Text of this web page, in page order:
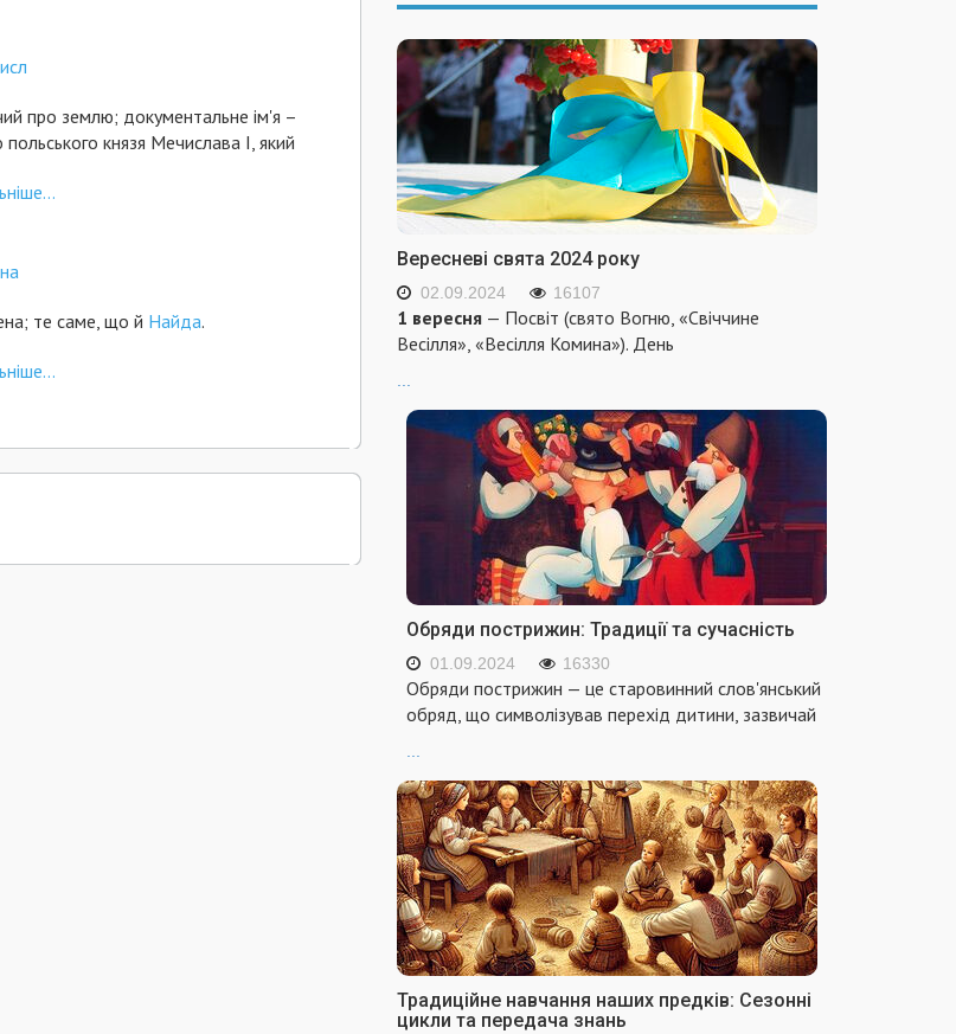
про землю; документальне ім'я –
польського князя Мечислава І, який
те саме, що й Найда.
Вересневі свята 2024 року
02.09.2024 16107
1 вересня — Посвіт (свято Вогню, «Свіччине
Весілля», «Весілля Комина»). День
...
Обряди пострижин: Традиції та сучасність
01.09.2024 16330
Обряди пострижин — це старовинний слов'янський
обряд, що символізував перехід дитини, зазвичай
...
Традиційне навчання наших предків: Сезонні
цикли та передача знань